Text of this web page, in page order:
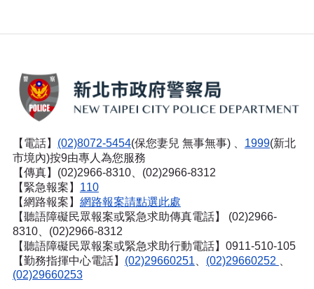
【電話】 (02)8072-5454(保您妻兒 無事無事) 、 1999(新北
市境內)按9由專人為您服務
【傳真】(02)2966-8310、(02)2966-8312
【緊急報案】 110
【網路報案】 網路報案請點選此處
【聽語障礙民眾報案或緊急求助傳真電話】
(02)2966-
8310、(02)2966-8312
【聽語障礙民眾報案或緊急求助行動電話】0911-510-105
【勤務指揮中心電話】 (02)29660251、 (02)29660252 、
(02)29660253